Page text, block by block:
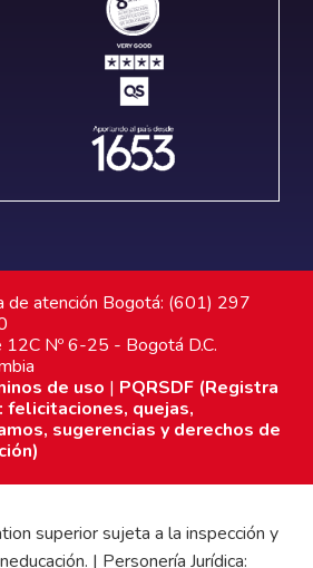
de atención Bogotá: (601) 297
12C Nº 6-25 - Bogotá D.C.
de uso | PQRSDF (Registra
felicitaciones, quejas,
sugerencias y derechos de
superior sujeta a la inspección y
| Personería Jurídica: